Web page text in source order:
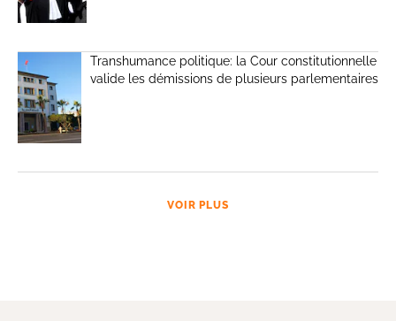
Transhumance politique: la Cour constitutionnelle
valide les démissions de plusieurs parlementaires
VOIR PLUS